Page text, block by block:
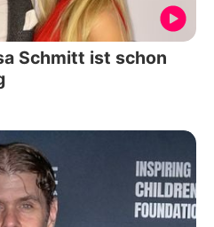
Schmitt ist schon